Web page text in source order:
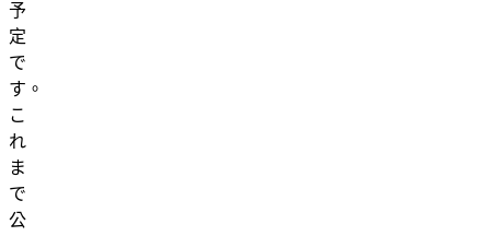
予
定
で
す。
こ
れ
ま
で
公